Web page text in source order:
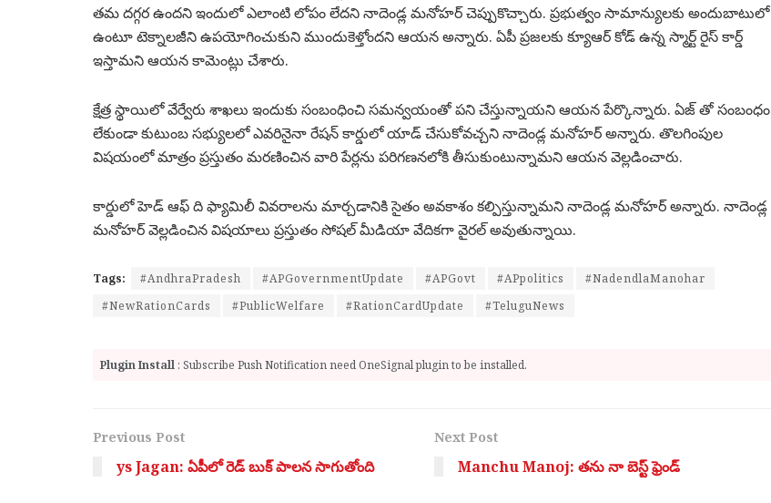
తమ దగ్గర ఉందని ఇందులో ఎలాంటి లోపం లేదని నాదెండ్ల మనోహర్ చెప్పుకొచ్చారు. ప్రభుత్వం సామాన్యులకు అందుబాటులో
ఉంటూ టెక్నాలజీని ఉపయోగించుకుని ముందుకెళ్తోందని ఆయన అన్నారు. ఏపీ ప్రజలకు క్యూఆర్ కోడ్ ఉన్న స్మార్ట్ రైస్ కార్డ్
ఇస్తామని ఆయన కామెంట్లు చేశారు.
క్షేత్ర స్థాయిలో వేర్వేరు శాఖలు ఇందుకు సంబంధించి సమన్వయంతో పని చేస్తున్నాయని ఆయన పేర్కొన్నారు. ఏజ్ తో సంబంధం
లేకుండా కుటుంబ సభ్యులలో ఎవరినైనా రేషన్ కార్డులో యాడ్ చేసుకోవచ్చని నాదెండ్ల మనోహర్ అన్నారు. తొలగింపుల
విషయంలో మాత్రం ప్రస్తుతం మరణించిన వారి పేర్లను పరిగణనలోకి తీసుకుంటున్నామని ఆయన వెల్లడించారు.
కార్డులో హెడ్ ఆఫ్ ది ఫ్యామిలీ వివరాలను మార్చడానికి సైతం అవకాశం కల్పిస్తున్నామని నాదెండ్ల మనోహర్ అన్నారు. నాదెండ్ల
మనోహర్ వెల్లడించిన విషయాలు ప్రస్తుతం సోషల్ మీడియా వేదికగా వైరల్ అవుతున్నాయి.
Tags: #AndhraPradesh #APGovernmentUpdate #APGovt #APpolitics
#NadendlaManohar
#NewRationCards
#PublicWelfare #RationCardUpdate #TeluguNews
Plugin Install : Subscribe Push Notification need OneSignal plugin to be installed.
Previous Post
ys Jagan: ఏపీలో రెడ్ బుక్ పాలన సాగుతోంది
Next Post
Manchu Manoj: త‌ను నా బెస్ట్ ఫ్రెండ్